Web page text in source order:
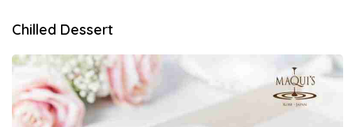
Chilled Dessert